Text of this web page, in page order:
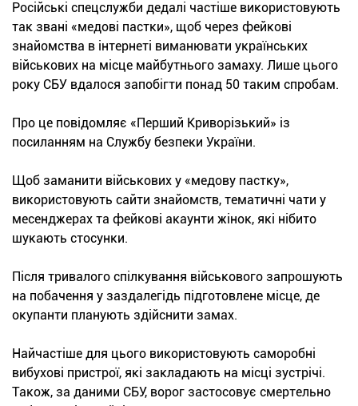
Російські спецслужби дедалі частіше використовують
так звані «медові пастки», щоб через фейкові
знайомства в інтернеті виманювати українських
військових на місце майбутнього замаху. Лише цього
року СБУ вдалося запобігти понад 50 таким спробам.
Про це повідомляє «Перший Криворізький» із
посиланням на Службу безпеки України.
Щоб заманити військових у «медову пастку»,
використовують сайти знайомств, тематичні чати у
месенджерах та фейкові акаунти жінок, які нібито
шукають стосунки.
Після тривалого спілкування військового запрошують
на побачення у заздалегідь підготовлене місце, де
окупанти планують здійснити замах.
Найчастіше для цього використовують саморобні
вибухові пристрої, які закладають на місці зустрічі.
Також, за даними СБУ, ворог застосовує смертельно